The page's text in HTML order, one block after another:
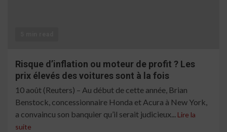
Risque d’inflation ou moteur de profit ? Les
prix élevés des voitures sont à la fois
10 août (Reuters) – Au début de cette année, Brian
Benstock, concessionnaire Honda et Acura à New York,
a convaincu son banquier qu’il serait judicieux... Lire la
suite